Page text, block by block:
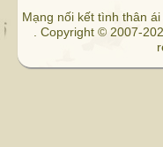
Mạng nối kết tình thân
. Copyright © 2007-